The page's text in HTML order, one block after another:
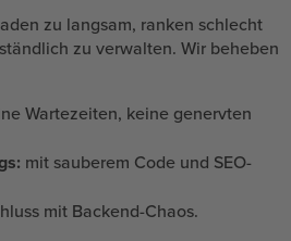
zu langsam, ranken schlecht
zu verwalten. Wir beheben
Wartezeiten, keine genervten
mit sauberem Code und SEO-
mit Backend-Chaos.